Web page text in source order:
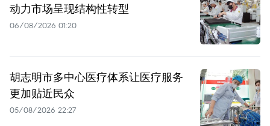
动力市场呈现结构性转型
06/08/2026 01:20
胡志明市多中心医疗体系让医疗服务
更加贴近民众
05/08/2026 22:27